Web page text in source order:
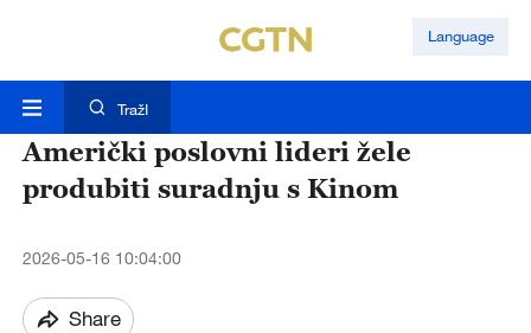
Language
TražI
Američki poslovni lideri žele
produbiti suradnju s Kinom
2026-05-16 10:04:00
Share